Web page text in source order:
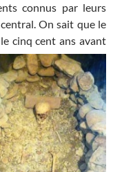
connus par leurs
On sait que le
cinq cent ans avant